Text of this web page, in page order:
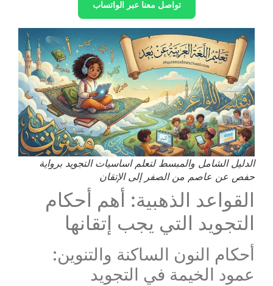
تواصل معنا عبر الواتساب
الدليل الشامل والمبسط لتعلم اساسيات التجويد برواية
حفص عن عاصم من الصفر إلى الإتقان
القواعد الذهبية: أهم أحكام
التجويد التي يجب إتقانها
أحكام النون الساكنة والتنوين:
عمود الخيمة في التجويد